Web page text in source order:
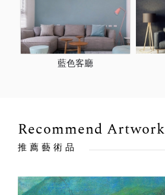
藍色客廳
Recommend Artwork
推薦藝術品